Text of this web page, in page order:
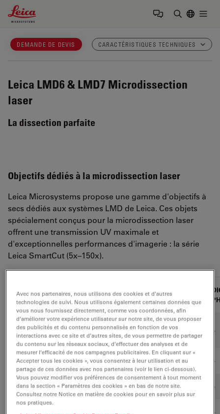
Leica Microsystems Logo
DEMANDE DE DEVIS CARACTÉRISTIQUES TECHNIQUES
Leica LMD6 & LMD7 Microdissection
laser
La dissection parfaite
Objectifs dédiés à la microdissection laser
Leica Microsystems propose une gamme d'objectifs à
secs dédiés aux systèmes LMD de Leica. Ces objets
spécialement conçus pour la microdissection laser
offrent une transmission UV maximale et
d'exceptionnelles performances d'imagerie : la série
Leica SmartCut (5x–150x).
Objectif Gross. NA
WD
(mm)
BF,
POL
HCX PL
FLUOTAR**
1.25x 0.04 3.7 + –
PLAN** 4x 0.1 26.2 + –
UVI 5x 0.12 11.7 + –
HI PLAN 6.3x 0.13 –
Avec nos partenaires, nous utilisons des cookies et d’autres
technologies de suivi. Nous utilisons également certaines données que
vous nous fournissez directement, comme vos coordonnées, afin
d’améliorer votre expérience utilisateur sur notre site, de vous proposer
des publicités et du contenu personnalisés en fonction de vos
interactions avec ce site et d’autres sites, de vous permettre de partager
du contenu sur les réseaux sociaux, d’effectuer des analyses et de
mesurer l’efficacité de nos campagnes publicitaires. En cliquant sur «
Accepter tous les cookies », vous consentez à leur utilisation et au
partage de ces données avec nos partenaires (voir le lien ci-dessous).
Vous pouvez modifier vos préférences de consentement à tout moment
dans la section « Paramètres des cookies » en bas de notre site.
Consultez notre Notice en matière de cookies pour en savoir plus sur
nos pratiques.